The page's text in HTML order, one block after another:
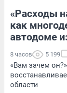
«Расходы
как
автодоме
8 часов 5 199
«Вам зачем
области